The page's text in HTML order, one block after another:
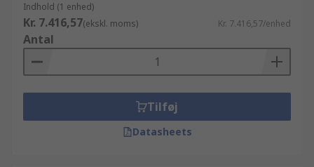
Indhold (1 enhed)
Kr. 7.416,57(ekskl. moms) Kr. 7.416,57/enhed
Antal
Tilføj
Datasheets